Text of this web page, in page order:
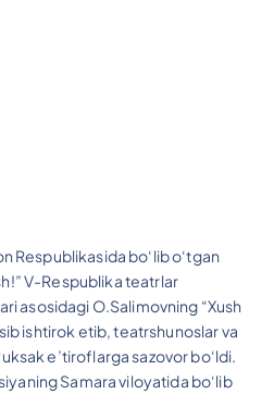
Respublikasida bo‘lib o‘tgan
V-Respublika teatrlar
asosidagi O.Salimovning “Xush
ishtirok etib, teatrshunoslar va
e’tiroflarga sazovor bo‘ldi.
Samara viloyatida bo‘lib